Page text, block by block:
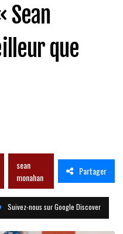
Sean
que
sean
monahan
Partager
Suivez-nous sur Google Discover